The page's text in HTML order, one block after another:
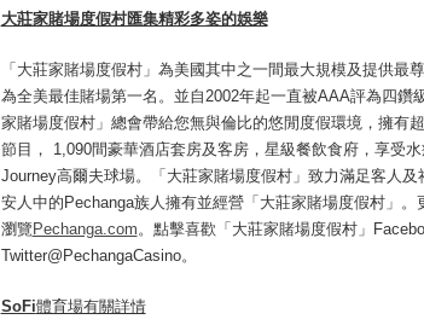
大莊家賭場度假村匯集精彩多姿的娛樂
「大莊家賭場度假村」為美國其中之一間最大規模及提供最
為全美最佳賭場第一名。並自2002年起一直被AAA評為四鑽
家賭場度假村」總會帶給您無與倫比的悠閒度假環境，擁有
節目， 1,090間豪華酒店套房及客房，星級餐飲食府，享受
Journey高爾夫球場。「大莊家賭場度假村」致力滿足客人
安人中的Pechanga族人擁有並經營「大莊家賭場度假村」
瀏覽 Pechanga.com。點擊喜歡「大莊家賭場度假村」
Twitter@PechangaCasino。
SoFi體育場有關詳情